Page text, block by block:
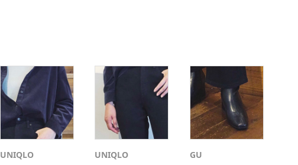
UNIQLO
UNIQLO
GU